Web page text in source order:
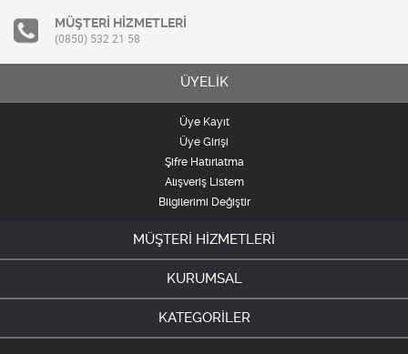
MÜŞTERİ HİZMETLERİ
(0850) 532 21 58
ÜYELİK
Üye Kayıt
Üye Girişi
Şifre Hatırlatma
Alışveriş Listem
Bilgilerimi Değiştir
MÜŞTERİ HİZMETLERİ
KURUMSAL
KATEGORİLER